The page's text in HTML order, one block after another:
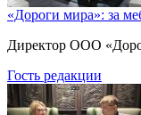
«Дороги мира»: за
Директор ООО
Гость редакции